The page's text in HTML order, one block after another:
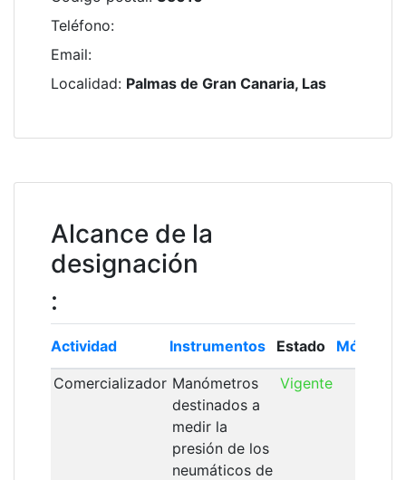
Teléfono:
Email:
Localidad: Palmas de Gran Canaria, Las
Alcance de la
designación
:
Actividad Instrumentos Estado Módulo
Comercializador Manómetros
destinados a
medir la
presión de los
neumáticos de
Vigente